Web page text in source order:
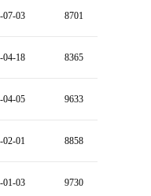
07-03 8701
04-18 8365
04-05 9633
02-01 8858
01-03 9730